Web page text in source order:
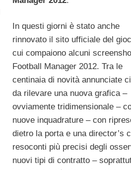
In questi giorni è stato anche
rinnovato il sito ufficiale del
cui compaiono alcuni
Football Manager 2012. Tra le
centinaia di novità annunciate
da rilevare una nuova grafica –
ovviamente tridimensionale –
nuove inquadrature – con
dietro la porta e una director’s
resoconti più precisi degli
nuovi tipi di contratto –